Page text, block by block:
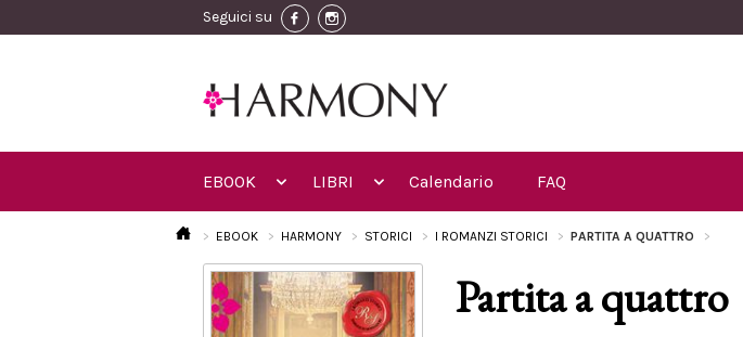
Seguici su
EBOOK LIBRI Calendario FAQ
EBOOK HARMONY STORICI I ROMANZI STORICI PARTITA A QUATTRO
Partita a quattro